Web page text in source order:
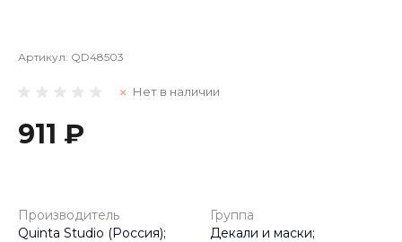
Артикул: QD48503
Нет в наличии
911 ₽
Производитель
Quinta Studio (Россия);
Группа
Декали и маски;